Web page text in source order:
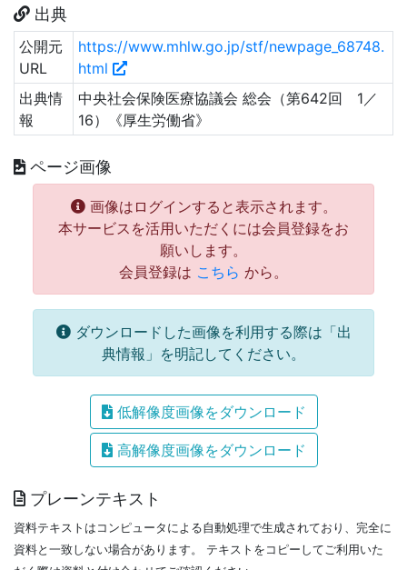
出典
公開元
URL
https://www.mhlw.go.jp/stf/newpage_68748.
html
出典情
報
中央社会保険医療協議会 総会（第642回 1／
16）《厚生労働省》
ページ画像
画像はログインすると表示されます。
本サービスを活用いただくには会員登録をお
願いします。
会員登録は こちら から。
ダウンロードした画像を利用する際は「出
典情報」を明記してください。
低解像度画像をダウンロード
高解像度画像をダウンロード
プレーンテキスト
資料テキストはコンピュータによる自動処理で生成されており、完全に
資料と一致しない場合があります。 テキストをコピーしてご利用いた